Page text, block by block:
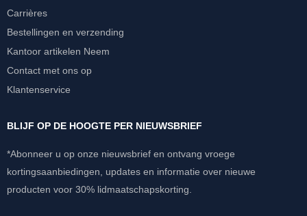
Carrières
Bestellingen en verzending
Kantoor artikelen Neem
Contact met ons op
Klantenservice
BLIJF OP DE HOOGTE PER NIEUWSBRIEF
*Abonneer u op onze nieuwsbrief en ontvang vroege
kortingsaanbiedingen, updates en informatie over nieuwe
producten voor 30% lidmaatschapskorting.